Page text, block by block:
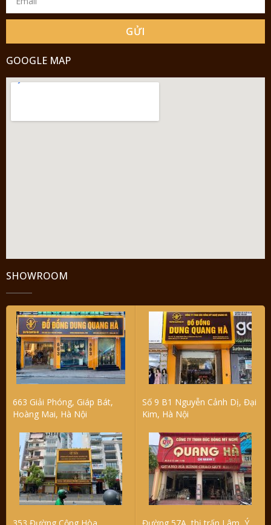
GỬI
GOOGLE MAP
SHOWROOM
663 Giải Phóng, Giáp Bát,
Hoàng Mai, Hà Nội
Số 9 B1 Nguyễn Cảnh Dị, Đại
Kim, Hà Nội